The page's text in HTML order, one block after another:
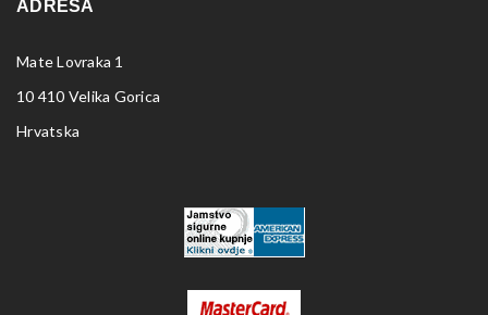
ADRESA
Mate Lovraka 1
10 410 Velika Gorica
Hrvatska